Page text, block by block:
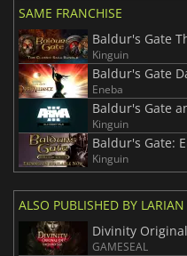
SAME FRANCHISE
Baldur's Gate
Kinguin
Baldur's Gate
Eneba
Kinguin
Baldur's Gate:
Kinguin
ALSO PUBLISHED BY
Divinity
GAMESEAL